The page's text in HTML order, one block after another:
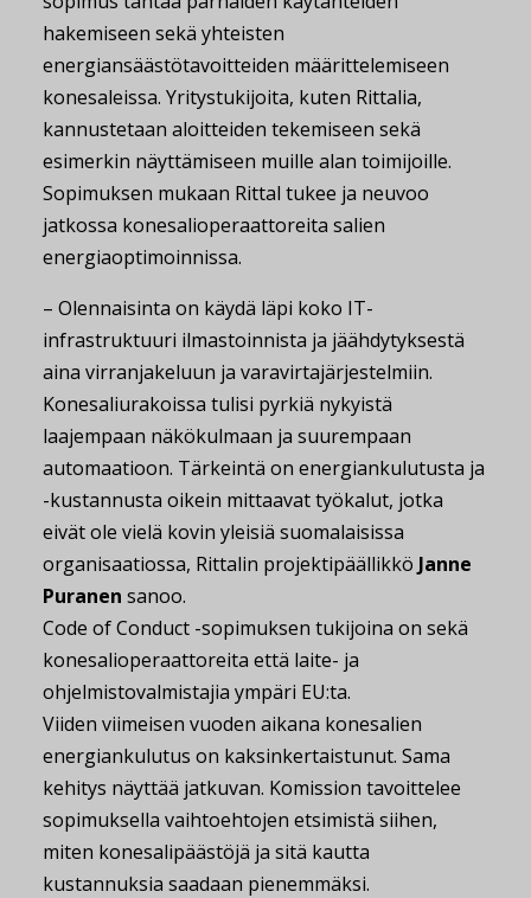
hakemiseen sekä yhteisten
energiansäästötavoitteiden määrittelemiseen
konesaleissa. Yritystukijoita, kuten Rittalia,
kannustetaan aloitteiden tekemiseen sekä
esimerkin näyttämiseen muille alan toimijoille.
Sopimuksen mukaan Rittal tukee ja neuvoo
jatkossa konesalioperaattoreita salien
energiaoptimoinnissa.
– Olennaisinta on käydä läpi koko IT-
infrastruktuuri ilmastoinnista ja jäähdytyksestä
aina virranjakeluun ja varavirtajärjestelmiin.
Konesaliurakoissa tulisi pyrkiä nykyistä
laajempaan näkökulmaan ja suurempaan
automaatioon. Tärkeintä on energiankulutusta ja
-kustannusta oikein mittaavat työkalut, jotka
eivät ole vielä kovin yleisiä suomalaisissa
organisaatiossa, Rittalin projektipäällikkö Janne
Puranen sanoo.
Code of Conduct -sopimuksen tukijoina on sekä
konesalioperaattoreita että laite- ja
ohjelmistovalmistajia ympäri EU:ta.
Viiden viimeisen vuoden aikana konesalien
energiankulutus on kaksinkertaistunut. Sama
kehitys näyttää jatkuvan. Komission tavoittelee
sopimuksella vaihtoehtojen etsimistä siihen,
miten konesalipäästöjä ja sitä kautta
kustannuksia saadaan pienemmäksi.